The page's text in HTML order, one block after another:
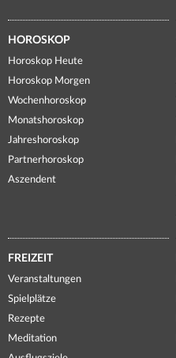
HOROSKOP
Horoskop Heute
Horoskop Morgen
Wochenhoroskop
Monatshoroskop
Jahreshoroskop
Partnerhoroskop
Aszendent
FREIZEIT
Veranstaltungen
Spielplätze
Rezepte
Meditation